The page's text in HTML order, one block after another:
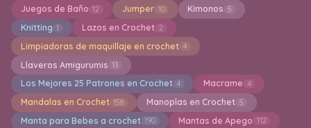
Juegos de Baño 12 Jumper 10 Kimonos 5
Knitting 1 Lazos en Crochet 2
Limpiadoras de maquillaje en crochet 4
Llaveros Amigurumis 13
Los Mejores 25 Patrones en Crochet 4 Macrame 4
Mandalas en Crochet 158 Manoplas en Crochet 5
Manta para Bebes a crochet 190 Mantas de Apego 112